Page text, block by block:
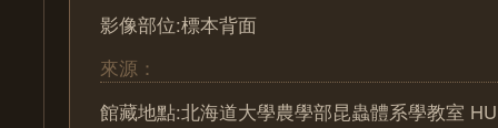
影像部位:標本背面
來源：
館藏地點:北海道大學農學部昆蟲體系學教室